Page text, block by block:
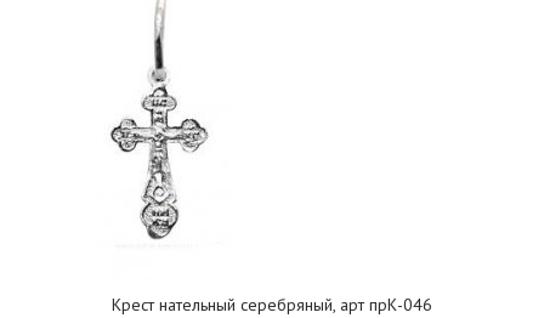
Крест нательный серебряный, арт прК-046